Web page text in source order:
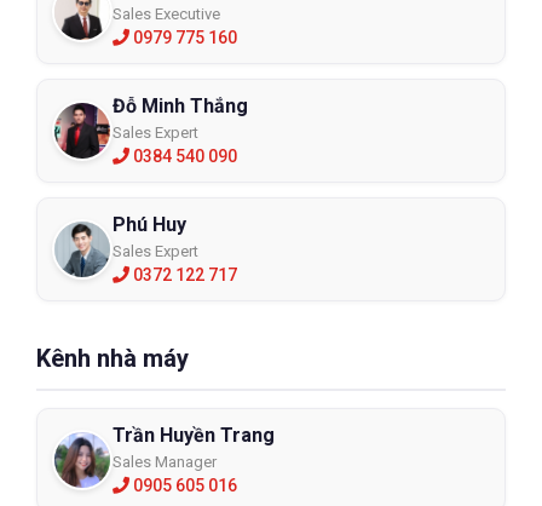
Sales Executive
0979 775 160
Đỗ Minh Thắng
Sales Expert
0384 540 090
Phú Huy
Sales Expert
0372 122 717
Kênh nhà máy
Trần Huyền Trang
Sales Manager
0905 605 016